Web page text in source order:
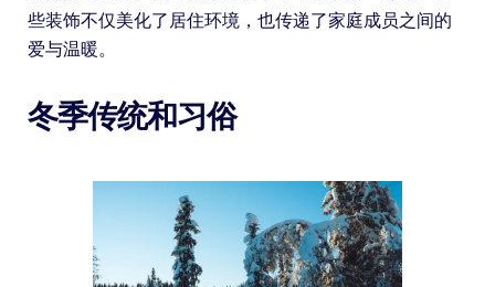
些装饰不仅美化了居住环境，也传递了家庭成员之间的
爱与温暖。
冬季传统和习俗